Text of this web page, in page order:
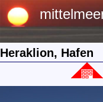
Heraklion, Hafen